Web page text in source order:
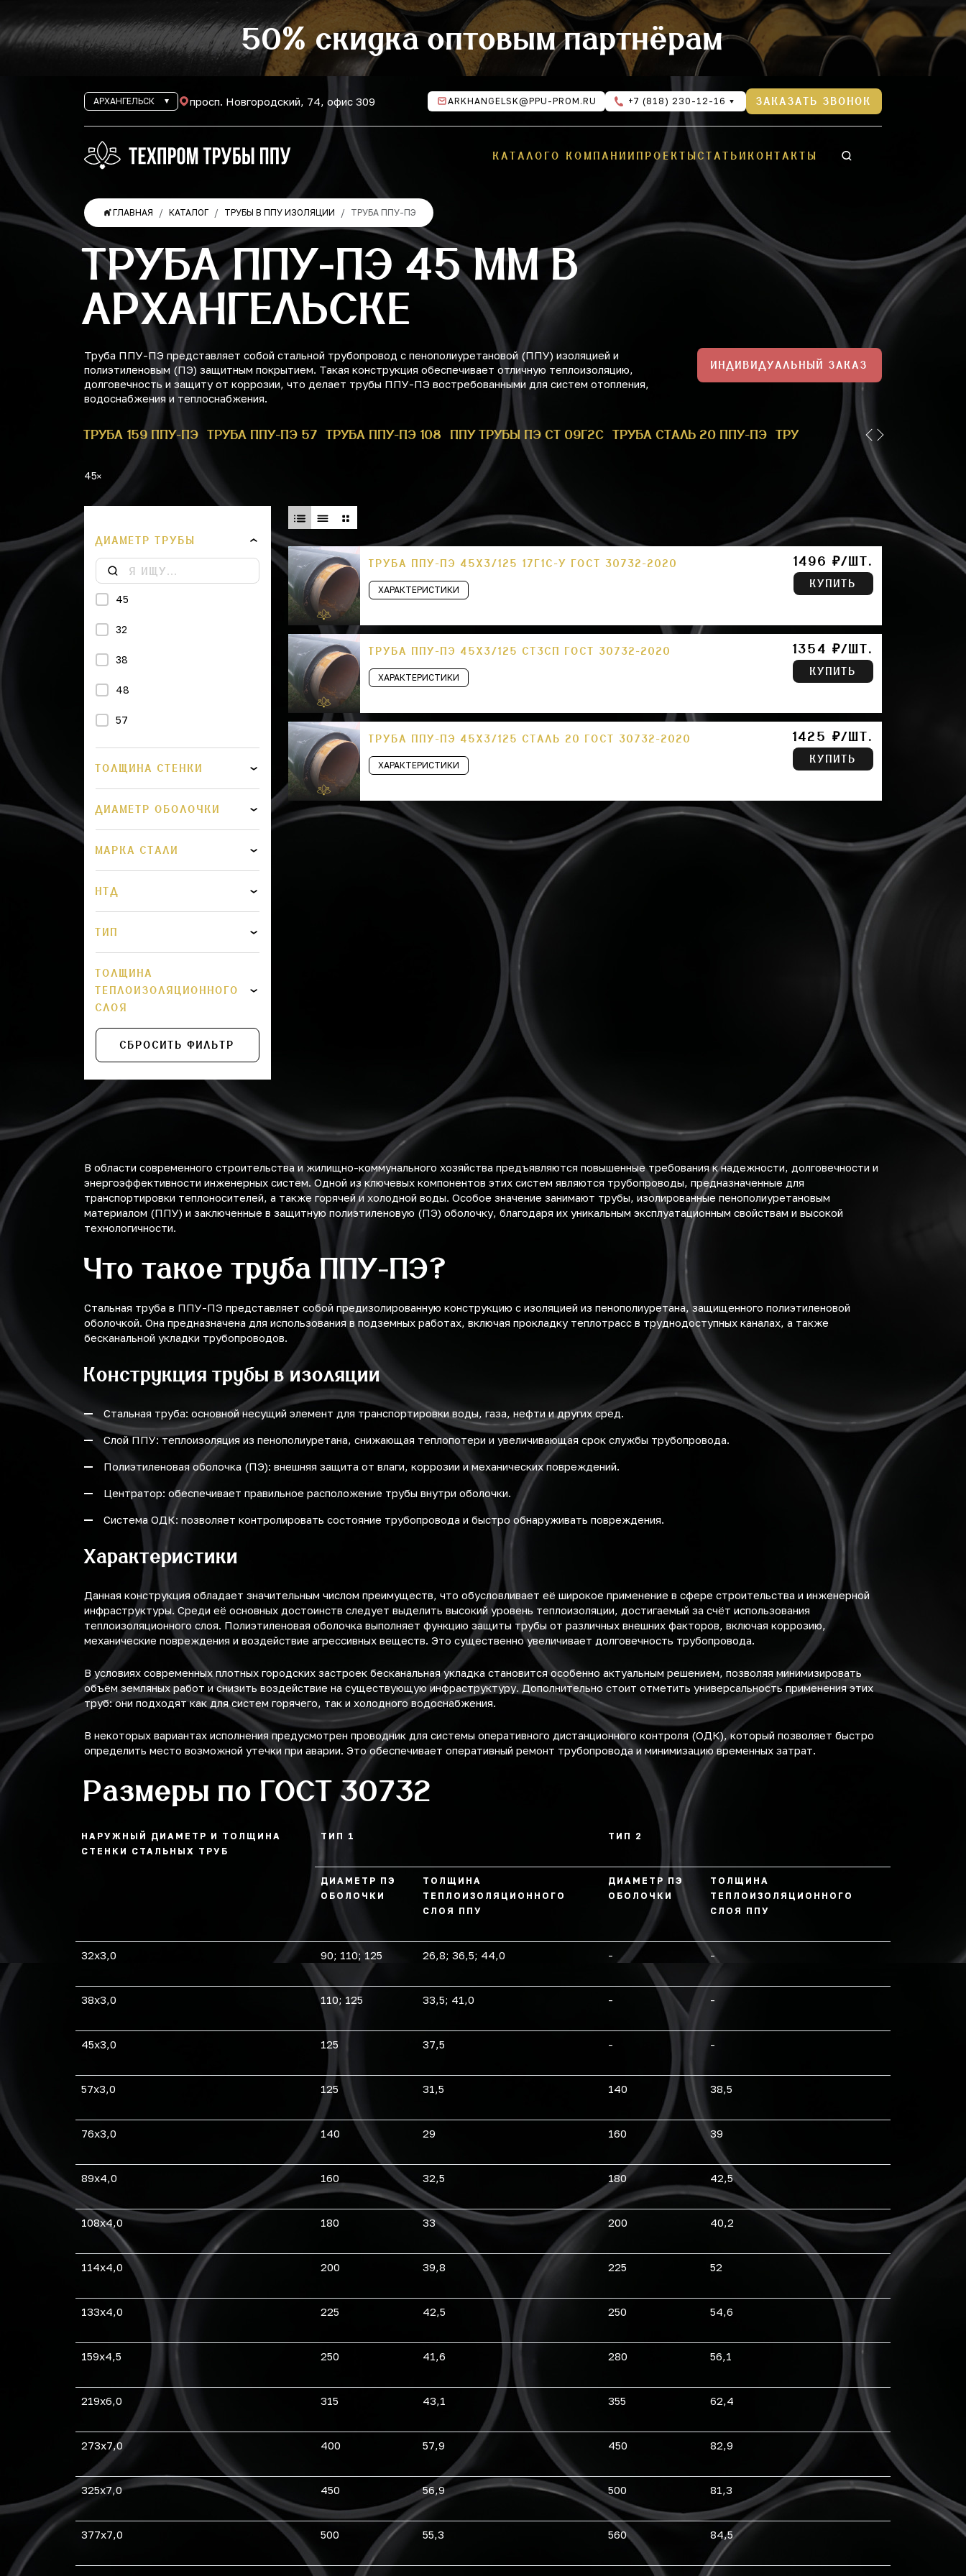
50% скидка оптовым партнёрам
АРХАНГЕЛЬСК просп. Новгородский, 74, офис 309 ARKHANGELSK@PPU-PROM.RU +7 (818) 230-12-16 ЗАКАЗАТЬ ЗВОНОК
КАТАЛОГО КОМПАНИИ ПРОЕКТЫСТАТЬИ КОНТАКТЫ
ГЛАВНАЯ КАТАЛОГ ТРУБЫ В ППУ ИЗОЛЯЦИИ ТРУБА ППУ-ПЭ
ТРУБА ППУ-ПЭ 45 ММ В
АРХАНГЕЛЬСКЕ
Труба ППУ-ПЭ представляет собой стальной трубопровод с пенополиуретановой (ППУ) изоляцией и
полиэтиленовым (ПЭ) защитным покрытием. Такая конструкция обеспечивает отличную теплоизоляцию,
долговечность и защиту от коррозии, что делает трубы ППУ-ПЭ востребованными для систем отопления,
водоснабжения и теплоснабжения.
ИНДИВИДУАЛЬНЫЙ ЗАКАЗ
ТРУБА 159 ППУ-ПЭ ТРУБА ППУ-ПЭ 57 ТРУБА ППУ-ПЭ 108 ППУ ТРУБЫ ПЭ СТ 09Г2С ТРУБА СТАЛЬ 20 ППУ-ПЭ ТРУБА ППУ-ПЭ 1 ТРУБА 159
45
ДИАМЕТР ТРУБЫ
45
32
38
48
57
76
108
133
159
219
325
426
530
630
820
920
1020
1220
ТОЛЩИНА СТЕНКИ
ДИАМЕТР ОБОЛОЧКИ
МАРКА СТАЛИ
НТД
ТИП
ТОЛЩИНА
ТЕПЛОИЗОЛЯЦИОННОГО
СЛОЯ
СБРОСИТЬ ФИЛЬТР
ТРУБА ППУ-ПЭ 45Х3/125 17Г1С-У ГОСТ 30732-2020
ХАРАКТЕРИСТИКИ
1496 ₽/ШТ.
КУПИТЬ
ТРУБА ППУ-ПЭ 45Х3/125 СТ3СП ГОСТ 30732-2020
ХАРАКТЕРИСТИКИ
1354 ₽/ШТ.
КУПИТЬ
ТРУБА ППУ-ПЭ 45Х3/125 СТАЛЬ 20 ГОСТ 30732-2020
ХАРАКТЕРИСТИКИ
1425 ₽/ШТ.
КУПИТЬ
В области современного строительства и жилищно-коммунального хозяйства предъявляются повышенные требования к надежности, долговечности и
энергоэффективности инженерных систем. Одной из ключевых компонентов этих систем являются трубопроводы, предназначенные для
транспортировки теплоносителей, а также горячей и холодной воды. Особое значение занимают трубы, изолированные пенополиуретановым
материалом (ППУ) и заключенные в защитную полиэтиленовую (ПЭ) оболочку, благодаря их уникальным эксплуатационным свойствам и высокой
технологичности.
Что такое труба ППУ-ПЭ?
Стальная труба в ППУ-ПЭ представляет собой предизолированную конструкцию с изоляцией из пенополиуретана, защищенного полиэтиленовой
оболочкой. Она предназначена для использования в подземных работах, включая прокладку теплотрасс в труднодоступных каналах, а также
бесканальной укладки трубопроводов.
Конструкция трубы в изоляции
Стальная труба: основной несущий элемент для транспортировки воды, газа, нефти и других сред.
Слой ППУ: теплоизоляция из пенополиуретана, снижающая теплопотери и увеличивающая срок службы трубопровода.
Полиэтиленовая оболочка (ПЭ): внешняя защита от влаги, коррозии и механических повреждений.
Центратор: обеспечивает правильное расположение трубы внутри оболочки.
Система ОДК: позволяет контролировать состояние трубопровода и быстро обнаруживать повреждения.
Характеристики
Данная конструкция обладает значительным числом преимуществ, что обусловливает её широкое применение в сфере строительства и инженерной
инфраструктуры. Среди её основных достоинств следует выделить высокий уровень теплоизоляции, достигаемый за счёт использования
теплоизоляционного слоя. Полиэтиленовая оболочка выполняет функцию защиты трубы от различных внешних факторов, включая коррозию,
механические повреждения и воздействие агрессивных веществ. Это существенно увеличивает долговечность трубопровода.
В условиях современных плотных городских застроек бесканальная укладка становится особенно актуальным решением, позволяя минимизировать
объём земляных работ и снизить воздействие на существующую инфраструктуру. Дополнительно стоит отметить универсальность применения этих
труб: они подходят как для систем горячего, так и холодного водоснабжения.
В некоторых вариантах исполнения предусмотрен проводник для системы оперативного дистанционного контроля (ОДК), который позволяет быстро
определить место возможной утечки при аварии. Это обеспечивает оперативный ремонт трубопровода и минимизацию временных затрат.
Размеры по ГОСТ 30732
НАРУЖНЫЙ ДИАМЕТР И ТОЛЩИНА
СТЕНКИ СТАЛЬНЫХ ТРУБ
ТИП 1 ТИП 2
ДИАМЕТР ПЭ
ОБОЛОЧКИ
ТОЛЩИНА
ТЕПЛОИЗОЛЯЦИОННОГО
СЛОЯ ППУ
ДИАМЕТР ПЭ
ОБОЛОЧКИ
ТОЛЩИНА
ТЕПЛОИЗОЛЯЦИОННОГО
СЛОЯ ППУ
32х3,0 90; 110; 125 26,8; 36,5; 44,0 - -
38х3,0 110; 125 33,5; 41,0 - -
45х3,0 125 37,5 - -
57х3,0 125 31,5 140 38,5
76х3,0 140 29 160 39
89х4,0 160 32,5 180 42,5
108х4,0 180 33 200 40,2
114х4,0 200 39,8 225 52
133х4,0 225 42,5 250 54,6
159х4,5 250 41,6 280 56,1
219х6,0 315 43,1 355 62,4
273х7,0 400 57,9 450 82,9
325х7,0 450 56,9 500 81,3
377х7,0 500 55,3 560 84,5